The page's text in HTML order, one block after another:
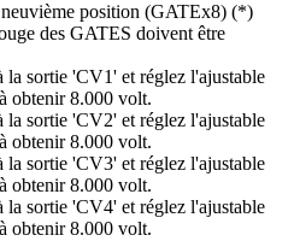
position (GATEx8) (*)
des GATES doivent être
la sortie 'CV1' et réglez l'ajustable
obtenir 8.000 volt.
la sortie 'CV2' et réglez l'ajustable
obtenir 8.000 volt.
la sortie 'CV3' et réglez l'ajustable
obtenir 8.000 volt.
la sortie 'CV4' et réglez l'ajustable
obtenir 8.000 volt.